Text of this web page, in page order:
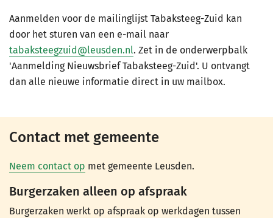
Aanmelden voor de mailinglijst Tabaksteeg-Zuid kan
door het sturen van een e-mail naar
tabaksteegzuid@leusden.nl. Zet in de onderwerpbalk
'Aanmelding Nieuwsbrief Tabaksteeg-Zuid'. U ontvangt
dan alle nieuwe informatie direct in uw mailbox.
Contact met gemeente
Neem contact op met gemeente Leusden.
Burgerzaken alleen op afspraak
Burgerzaken werkt op afspraak op werkdagen tussen